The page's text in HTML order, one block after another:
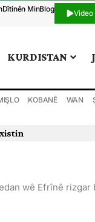
Dîtinên MinBlog Video
KURDISTAN
KOBANÊ WAN
wê Efrînê rizgar